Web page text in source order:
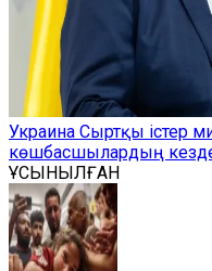
Украина Сыртқы істер
көшбасшылардың
ҰСЫНЫЛҒАН